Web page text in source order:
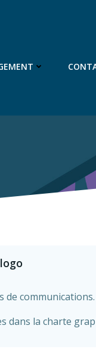
communications.
dans la charte